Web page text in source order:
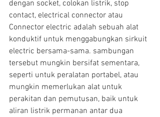
dengan socket, colokan listrik, stop
contact, electrical connector atau
Connector electric adalah sebuah alat
konduktif untuk menggabungkan sirkuit
electric bersama-sama. sambungan
tersebut mungkin bersifat sementara,
seperti untuk peralatan portabel, atau
mungkin memerlukan alat untuk
perakitan dan pemutusan, baik untuk
aliran listrik permanan antar dua